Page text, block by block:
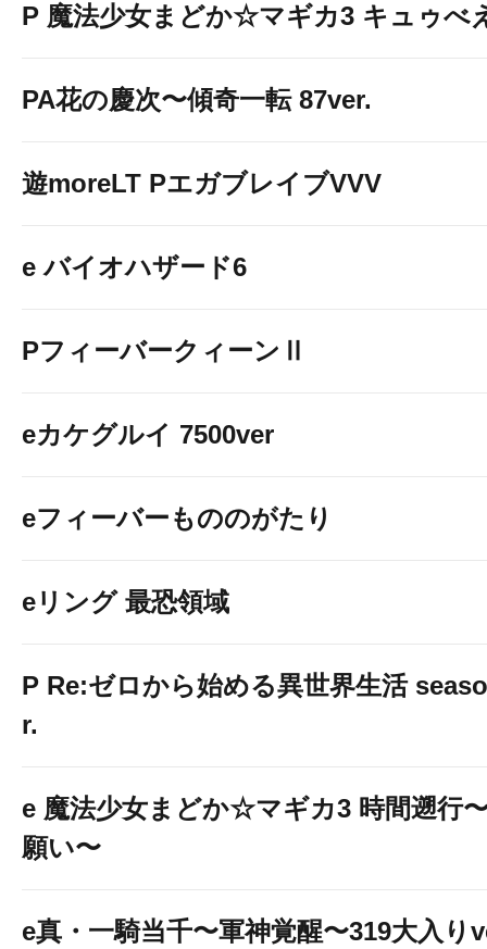
P 魔法少女まどか☆マギカ3 キュゥべ
PA花の慶次〜傾奇一転 87ver.
遊moreLT PエガブレイブVVV
e バイオハザード6
PフィーバークィーンⅡ
eカケグルイ 7500ver
eフィーバーもののがたり
eリング 最恐領域
P Re:ゼロから始める異世界生活
r.
e 魔法少女まどか☆マギカ3 時間遡行
願い〜
e真・一騎当千〜軍神覚醒〜319大入り